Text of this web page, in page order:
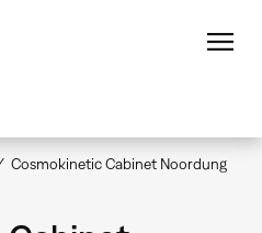
Cosmokinetic Cabinet Noordung